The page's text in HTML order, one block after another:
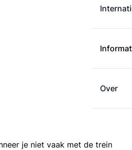
Over
je niet vaak met de trein